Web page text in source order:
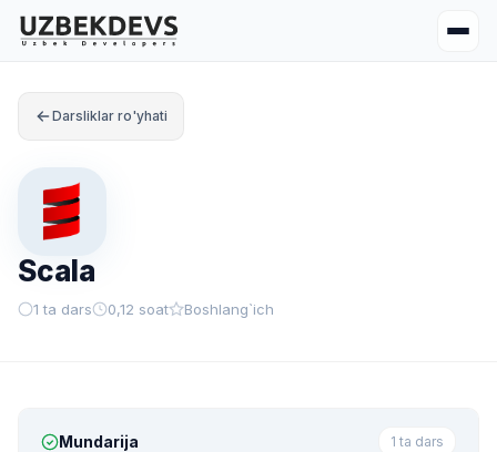
Darsliklar ro'yhati
Scala
1 ta dars 0,12 soat Boshlang`ich
Mundarija 1 ta dars